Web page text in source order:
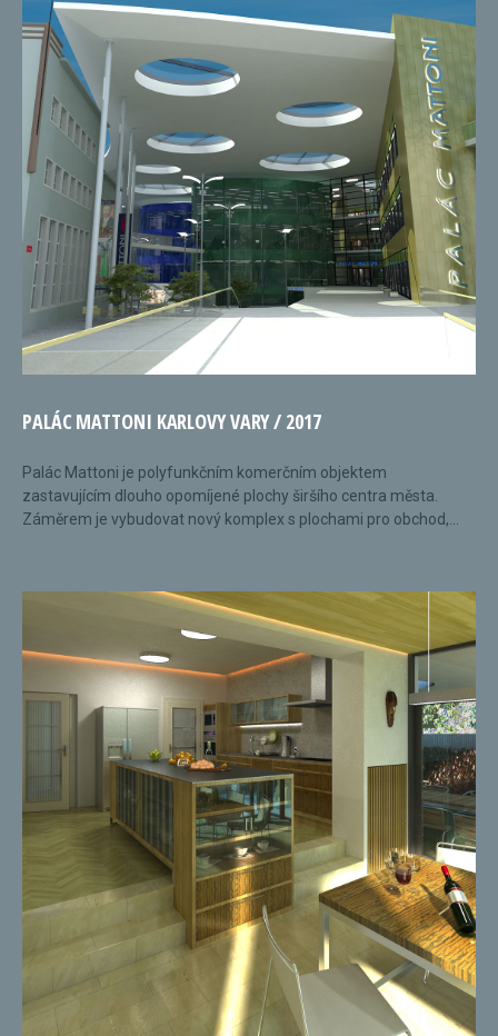
PALÁC MATTONI KARLOVY VARY / 2017
Palác Mattoni je polyfunkčním komerčním objektem
zastavujícím dlouho opomíjené plochy širšího centra města.
Záměrem je vybudovat nový komplex s plochami pro obchod,...